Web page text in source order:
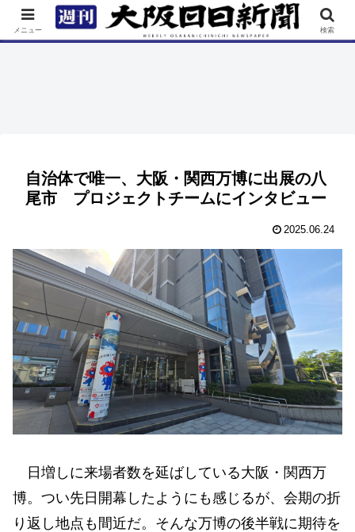
TOP 特集 ニュース 連載 街ネタ イベント
自治体で唯一、大阪・関西万博に出展の八
尾市 プロジェクトチームにインタビュー
2025.06.24
日増しに来場者数を延ばしている大阪・関西万
博。つい先日開幕したようにも感じるが、会期の折
り返し地点も間近だ。そんな万博の後半戦に期待を
メニュー 検索